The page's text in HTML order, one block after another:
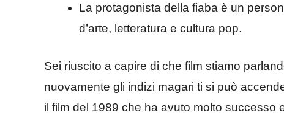
La protagonista della fiaba è un
d’arte, letteratura e cultura pop.
Sei riuscito a capire di che film stiamo
nuovamente gli indizi magari ti si può
il film del 1989 che ha avuto molto successo